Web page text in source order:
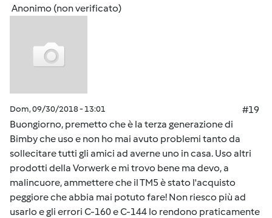
Anonimo (non verificato)
Dom, 09/30/2018 - 13:01
#19
Buongiorno, premetto che è la terza generazione di
Bimby che uso e non ho mai avuto problemi tanto da
sollecitare tutti gli amici ad averne uno in casa. Uso altri
prodotti della Vorwerk e mi trovo bene ma devo, a
malincuore, ammettere che il TM5 è stato l'acquisto
peggiore che abbia mai potuto fare! Non riesco più ad
usarlo e gli errori C-160 e C-144 lo rendono praticamente